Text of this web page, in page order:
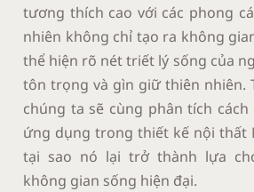
tương thích cao với các phong
nhiên không chỉ tạo ra không
thể hiện rõ nét triết lý sống của
tôn trọng và gìn giữ thiên nhiên.
chúng ta sẽ cùng phân tích
ứng dụng trong thiết kế nội thất
tại sao nó lại trở thành lựa
không gian sống hiện đại.